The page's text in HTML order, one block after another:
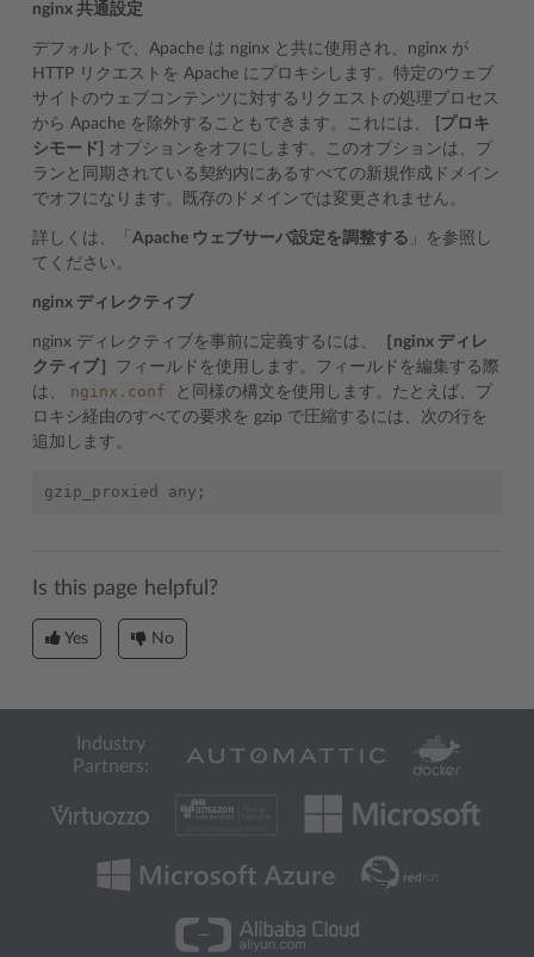
nginx 共通設定
デフォルトで、Apache は nginx と共に使用され、nginx が
HTTP リクエストを Apache にプロキシします。特定のウェブ
サイトのウェブコンテンツに対するリクエストの処理プロセス
から Apache を除外することもできます。これには、
[プロキ
シモード]
オプションをオフにします。このオプションは、プ
ランと同期されている契約内にあるすべての新規作成ドメイン
でオフになります。既存のドメインでは変更されません。
詳しくは、「 Apache ウェブサーバ設定を調整する 」を参照し
てください。
nginx ディレクティブ
nginx ディレクティブを事前に定義するには、
［nginx ディレ
クティブ］ フィールドを使用します。フィールドを編集する際
は、
nginx.conf
と同様の構文を使用します。たとえば、プ
ロキシ経由のすべての要求を gzip で圧縮するには、次の行を
追加します。
Is this page helpful?
Yes No
Industry
Partners: